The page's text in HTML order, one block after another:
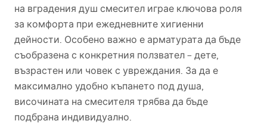
на вградения душ смесител играе ключова роля
за комфорта при ежедневните хигиенни
дейности. Особено важно е арматурата да бъде
съобразена с конкретния ползвател – дете,
възрастен или човек с увреждания. За да е
максимално удобно къпането под душа,
височината на смесителя трябва да бъде
подбрана индивидуално.